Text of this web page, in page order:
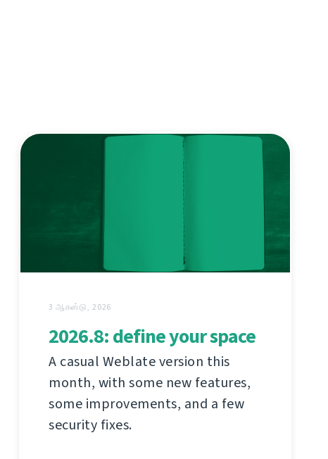
3 ஆகஸ்டு, 2026
2026.8: define your space
A casual Weblate version this
month, with some new features,
some improvements, and a few
security fixes.